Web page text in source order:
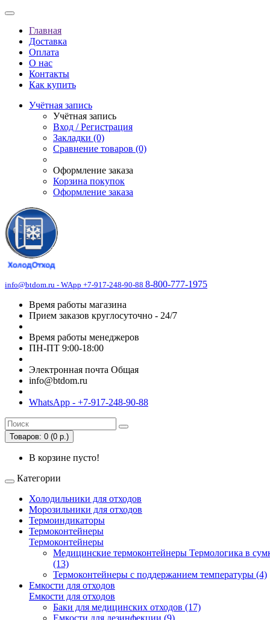
Главная
Доставка
Оплата
О нас
Контакты
Как купить
Учётная запись
Учётная запись
Вход / Регистрация
Закладки (0)
Сравнение товаров (0)
Оформление заказа
Корзина покупок
Оформление заказа
info@btdom.ru - WApp +7-917-248-90-88 8-800-777-1975
Время работы магазина
Прием заказов круглосуточно - 24/7
Время работы менеджеров
ПН-ПТ 9:00-18:00
Электронная почта Общая
info@btdom.ru
WhatsApp - +7-917-248-90-88
Товаров: 0 (0 р.)
В корзине пусто!
Категории
Холодильники для отходов
Морозильники для отходов
Термоиндикаторы
Термоконтейнеры
Термоконтейнеры
Медицинские термоконтейнеры Термологика в
(13)
Термоконтейнеры с поддержанием температуры (4)
Емкости для отходов
Емкости для отходов
Баки для медицинских отходов (17)
Емкости для дезинфекции (9)